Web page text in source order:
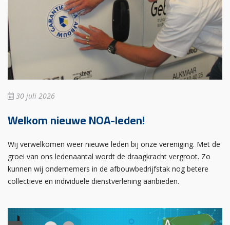
30 juli 2026
Welkom nieuwe NOA-leden!
Wij verwelkomen weer nieuwe leden bij onze vereniging. Met de
groei van ons ledenaantal wordt de draagkracht vergroot. Zo
kunnen wij ondernemers in de afbouwbedrijfstak nog betere
collectieve en individuele dienstverlening aanbieden.